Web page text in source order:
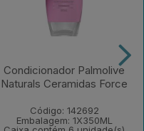
Condicionador Palmolive
Naturals Ceramidas Force
Código: 142692
Embalagem: 1X350ML